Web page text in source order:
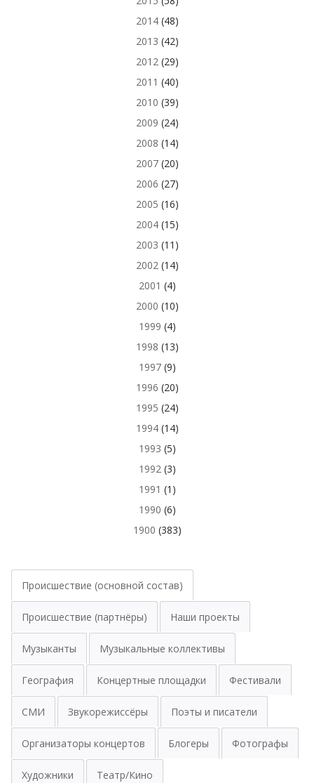
2014(48)
2013 (42)
2012(29)
2011 (40)
2010 (39)
2009 (24)
2008 (14)
2007(20)
2006 (27)
2005 (16)
2004(15)
2003 (11)
2002(14)
2001 (4)
2000 (10)
1999 (4)
1998 (13)
1997(9)
1996 (20)
1995 (24)
1994(14)
1993 (5)
1992(3)
1991 (1)
1990 (6)
1900 (383)
Происшествие (основной состав)
Происшествие (партнёры) Наши проекты
Музыканты Музыкальные коллективы
География Концертные площадки Фестивали
СМИ Звукорежиссёры Поэты и писатели
Организаторы концертов Блогеры Фотографы
Художники Театр/Кино